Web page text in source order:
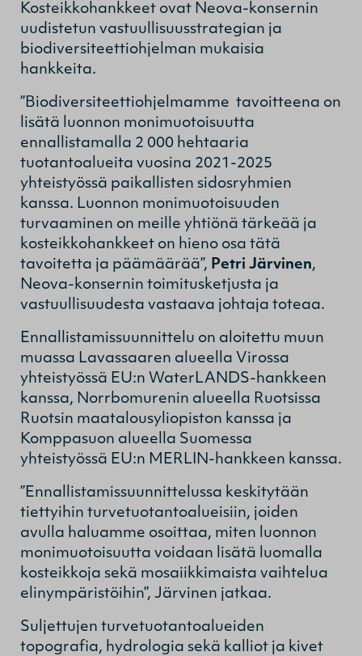
Kosteikkohankkeet ovat Neova-konsernin
uudistetun vastuullisuusstrategian ja
biodiversiteettiohjelman mukaisia
hankkeita.
”Biodiversiteettiohjelmamme tavoitteena on
lisätä luonnon monimuotoisuutta
ennallistamalla 2 000 hehtaaria
tuotantoalueita vuosina 2021-2025
yhteistyössä paikallisten sidosryhmien
kanssa. Luonnon monimuotoisuuden
turvaaminen on meille yhtiönä tärkeää ja
kosteikkohankkeet on hieno osa tätä
tavoitetta ja päämäärää”, Petri Järvinen,
Neova-konsernin toimitusketjusta ja
vastuullisuudesta vastaava johtaja toteaa.
Ennallistamissuunnittelu on aloitettu muun
muassa Lavassaaren alueella Virossa
yhteistyössä EU:n WaterLANDS-hankkeen
kanssa, Norrbomurenin alueella Ruotsissa
Ruotsin maatalousyliopiston kanssa ja
Komppasuon alueella Suomessa
yhteistyössä EU:n MERLIN-hankkeen kanssa.
”Ennallistamissuunnittelussa keskitytään
tiettyihin turvetuotantoalueisiin, joiden
avulla haluamme osoittaa, miten luonnon
monimuotoisuutta voidaan lisätä luomalla
kosteikkoja sekä mosaiikkimaista vaihtelua
elinympäristöihin”, Järvinen jatkaa.
Suljettujen turvetuotantoalueiden
topografia, hydrologia sekä kalliot ja kivet